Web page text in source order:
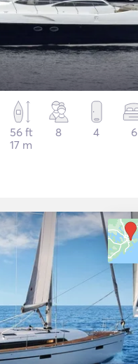
56 ft
17 m
8 4 6